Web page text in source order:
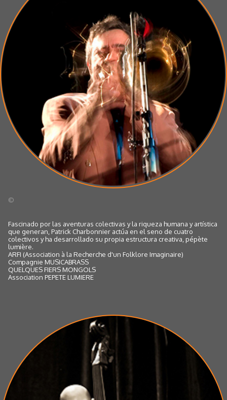
©
Fascinado por las aventuras colectivas y la riqueza humana y artística
que generan, Patrick Charbonnier actúa en el seno de cuatro
colectivos y ha desarrollado su propia estructura creativa, pépète
lumière.
ARFI (Association à la Recherche d'un Folklore Imaginaire)
Compagnie MUSICABRASS
QUELQUES FIERS MONGOLS
Association PEPETE LUMIERE